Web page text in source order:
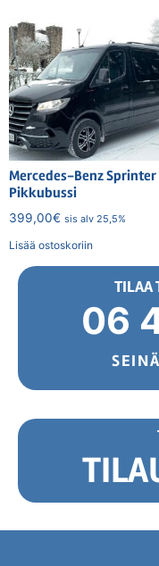
Mercedes-Benz Sprinter
Pikkubussi
399,00€ sis alv 25,5%
Lisää ostoskoriin
TILAA
06